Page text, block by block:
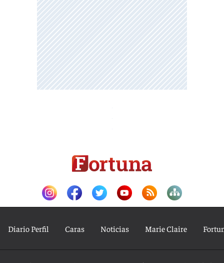
Diario Perfil Caras Noticias Marie Claire